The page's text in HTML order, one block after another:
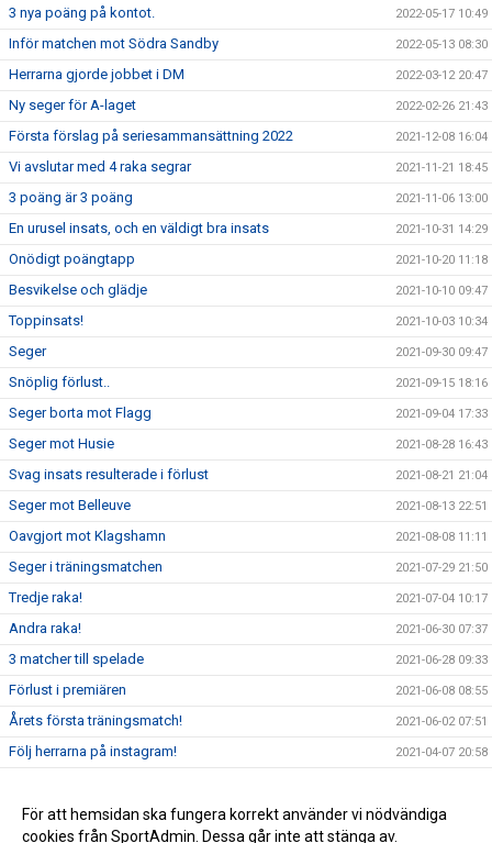
3 nya poäng på kontot. 2022-05-17 10:49
Inför matchen mot Södra Sandby 2022-05-13 08:30
Herrarna gjorde jobbet i DM 2022-03-12 20:47
Ny seger för A-laget 2022-02-26 21:43
Första förslag på seriesammansättning 2022 2021-12-08 16:04
Vi avslutar med 4 raka segrar 2021-11-21 18:45
3 poäng är 3 poäng 2021-11-06 13:00
En urusel insats, och en väldigt bra insats 2021-10-31 14:29
Onödigt poängtapp 2021-10-20 11:18
Besvikelse och glädje 2021-10-10 09:47
Toppinsats! 2021-10-03 10:34
Seger 2021-09-30 09:47
Snöplig förlust.. 2021-09-15 18:16
Seger borta mot Flagg 2021-09-04 17:33
Seger mot Husie 2021-08-28 16:43
Svag insats resulterade i förlust 2021-08-21 21:04
Seger mot Belleuve 2021-08-13 22:51
Oavgjort mot Klagshamn 2021-08-08 11:11
Seger i träningsmatchen 2021-07-29 21:50
Tredje raka! 2021-07-04 10:17
Andra raka! 2021-06-30 07:37
3 matcher till spelade 2021-06-28 09:33
Förlust i premiären 2021-06-08 08:55
Årets första träningsmatch! 2021-06-02 07:51
Följ herrarna på instagram! 2021-04-07 20:58
RESTRIKTIONER 2021-02-10 16:58
För att hemsidan ska fungera korrekt använder vi nödvändiga
cookies från SportAdmin. Dessa går inte att stänga av.